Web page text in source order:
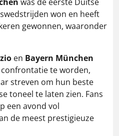
won en heeft
gewonnen, waaronder
en Bayern München
te worden,
streven om hun beste
toneel te laten zien. Fans
een avond vol
de meest prestigieuze